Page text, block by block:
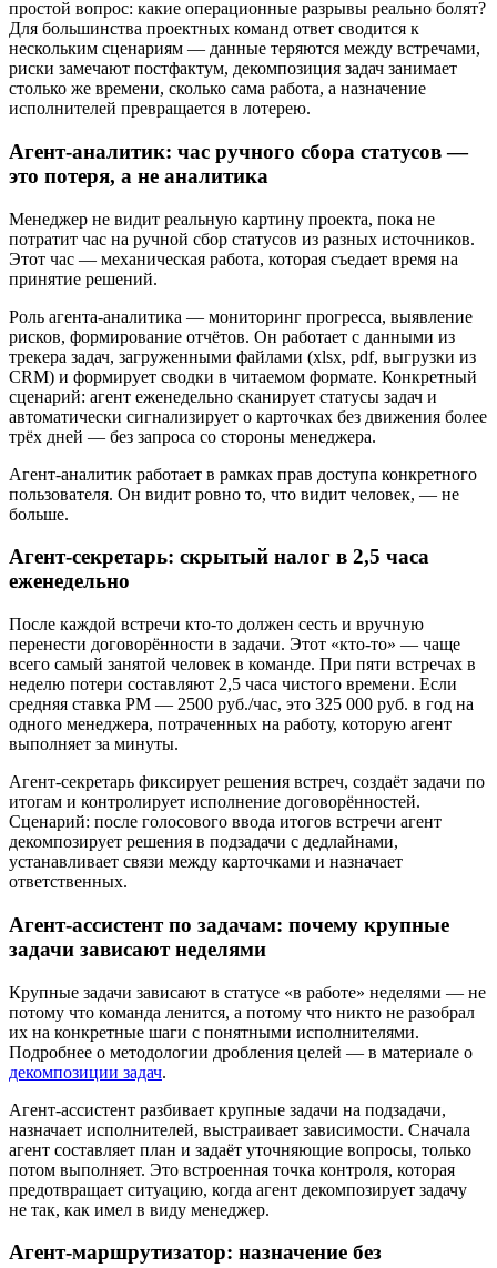
простой вопрос: какие операционные разрывы реально болят?
Для большинства проектных команд ответ сводится к
нескольким сценариям — данные теряются между встречами,
риски замечают постфактум, декомпозиция задач занимает
столько же времени, сколько сама работа, а назначение
исполнителей превращается в лотерею.
Агент-аналитик: час ручного сбора статусов —
это потеря, а не аналитика
Менеджер не видит реальную картину проекта, пока не
потратит час на ручной сбор статусов из разных источников.
Этот час — механическая работа, которая съедает время на
принятие решений.
Роль агента-аналитика — мониторинг прогресса, выявление
рисков, формирование отчётов. Он работает с данными из
трекера задач, загруженными файлами (xlsx, pdf, выгрузки из
CRM) и формирует сводки в читаемом формате. Конкретный
сценарий: агент еженедельно сканирует статусы задач и
автоматически сигнализирует о карточках без движения более
трёх дней — без запроса со стороны менеджера.
Агент-аналитик работает в рамках прав доступа конкретного
пользователя. Он видит ровно то, что видит человек, — не
больше.
Агент-секретарь: скрытый налог в 2,5 часа
еженедельно
После каждой встречи кто-то должен сесть и вручную
перенести договорённости в задачи. Этот «кто-то» — чаще
всего самый занятой человек в команде. При пяти встречах в
неделю потери составляют 2,5 часа чистого времени. Если
средняя ставка PM — 2500 руб./час, это 325 000 руб. в год на
одного менеджера, потраченных на работу, которую агент
выполняет за минуты.
Агент-секретарь фиксирует решения встреч, создаёт задачи по
итогам и контролирует исполнение договорённостей.
Сценарий: после голосового ввода итогов встречи агент
декомпозирует решения в подзадачи с дедлайнами,
устанавливает связи между карточками и назначает
ответственных.
Агент-ассистент по задачам: почему крупные
задачи зависают неделями
Крупные задачи зависают в статусе «в работе» неделями — не
потому что команда ленится, а потому что никто не разобрал
их на конкретные шаги с понятными исполнителями.
Подробнее о методологии дробления целей — в материале о
декомпозиции задач.
Агент-ассистент разбивает крупные задачи на подзадачи,
назначает исполнителей, выстраивает зависимости. Сначала
агент составляет план и задаёт уточняющие вопросы, только
потом выполняет. Это встроенная точка контроля, которая
предотвращает ситуацию, когда агент декомпозирует задачу
не так, как имел в виду менеджер.
Агент-маршрутизатор: назначение без